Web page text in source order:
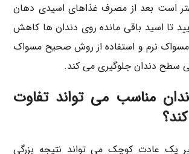
است بعد از مصرف غذاهای اسیدی دهان
تا اسید باقی مانده روی دندان ها کاهش
مسواک نرم و استفاده از روش صحیح مسواک
سطح دندان جلوگیری می کند.
مناسب می تواند تفاوت
یک عادت کوچک می تواند نتیجه بزرگی